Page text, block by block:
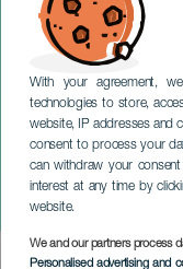
With your agreement,
technologies to store,
website, IP addresses and
consent to process your
can withdraw your
interest at any time by
website.
We and our partners process
Personalised advertising and
Las
TENERIFE
Imagen